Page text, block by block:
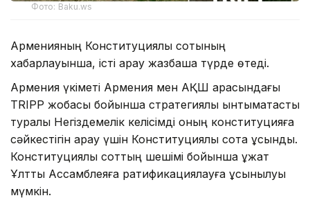
Фото: Baku.ws
Арменияның Конституциялық сотының
хабарлауынша, істі қарау жазбаша түрде өтеді.
Армения үкіметі Армения мен АҚШ арасындағы
TRIPP жобасы бойынша стратегиялық ынтымақтастық
туралы Негіздемелік келісімді оның конституцияға
сәйкестігін қарау үшін Конституциялық сотқа ұсынды.
Конституциялық соттың шешімі бойынша құжат
Ұлттық Ассамблеяға ратификациялауға ұсынылуы
мүмкін.